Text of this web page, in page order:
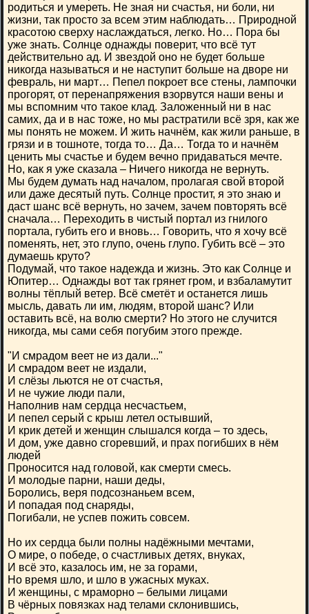
родиться и умереть. Не зная ни счастья, ни боли, ни
жизни, так просто за всем этим наблюдать… Природной
красотою сверху наслаждаться, легко. Но… Пора бы
уже знать. Солнце однажды поверит, что всё тут
действительно ад. И звездой оно не будет больше
никогда называться и не наступит больше на дворе ни
февраль, ни март… Пепел покроет все стены, лампочки
прогорят, от перенапряжения взорвутся наши вены и
мы вспомним что такое клад. Заложенный ни в нас
самих, да и в нас тоже, но мы растратили всё зря, как же
мы понять не можем. И жить начнём, как жили раньше, в
грязи и в тошноте, тогда то… Да… Тогда то и начнём
ценить мы счастье и будем вечно придаваться мечте.
Но, как я уже сказала – Ничего никогда не вернуть.
Мы будем думать над началом, пролагая свой второй
или даже десятый путь. Солнце простит, я это знаю и
даст шанс всё вернуть, но зачем, зачем повторять всё
сначала… Переходить в чистый портал из гнилого
портала, губить его и вновь… Говорить, что я хочу всё
поменять, нет, это глупо, очень глупо. Губить всё – это
думаешь круто?
Подумай, что такое надежда и жизнь. Это как Солнце и
Юпитер… Однажды вот так грянет гром, и взбаламутит
волны тёплый ветер. Всё сметёт и останется лишь
мысль, давать ли им, людям, второй шанс? Или
оставить всё, на волю смерти? Но этого не случится
никогда, мы сами себя погубим этого прежде.
"И смрадом веет не из дали..."
И смрадом веет не издали,
И слёзы льются не от счастья,
И не чужие люди пали,
Наполнив нам сердца несчастьем,
И пепел серый с крыш летел остывший,
И крик детей и женщин слышался когда – то здесь,
И дом, уже давно сгоревший, и прах погибших в нём
людей
Проносится над головой, как смерти смесь.
И молодые парни, наши деды,
Боролись, веря подсознаньем всем,
И попадая под снаряды,
Погибали, не успев пожить совсем.
Но их сердца были полны надёжными мечтами,
О мире, о победе, о счастливых детях, внуках,
И всё это, казалось им, не за горами,
Но время шло, и шло в ужасных муках.
И женщины, с мраморно – белыми лицами
В чёрных повязках над телами склонившись,